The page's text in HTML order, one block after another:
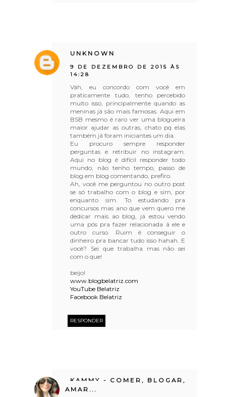
UNKNOWN
9 DE DEZEMBRO DE 2015 ÀS
14:28
Váh, eu concordo com você em
praticamente tudo, tenho percebido
muito isso, principalmente quando as
meninas já são mais famosas. Aqui em
BSB mesmo é raro ver uma blogueira
maior ajudar as outras, chato pq elas
também já foram iniciantes um dia.
Eu procuro sempre responder
perguntas e retribuir no instagram.
Aqui no blog é difícil responder todo
mundo, não tenho tempo, passo de
blog em blog comentando, prefiro.
Ah, você me perguntou no outro post
se só trabalho com o blog e sim, por
enquanto sim. To estudando pra
concursos mas ano que vem quero me
dedicar mais ao blog, já estou vendo
uma pós pra fazer relacionada â ele e
outro curso. Ruim é conseguir o
dinheiro pra bancar tudo isso hahah. E
você? Sei que trabalha mas não sei
com o que!
beijo!
www.blogbelatriz.com
YouTube Belatriz
Facebook Belatriz
RESPONDER
KAMMY - COMER, BLOGAR,
AMAR...